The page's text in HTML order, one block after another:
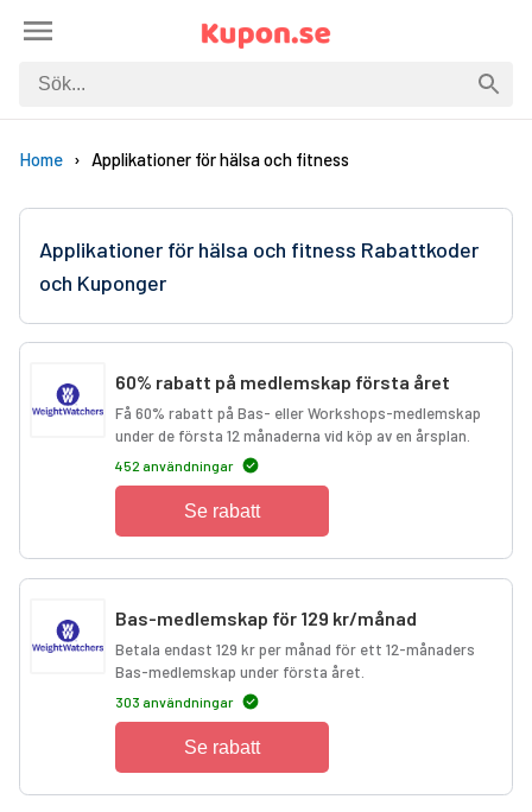
Home Applikationer för hälsa och fitness
Applikationer för hälsa och fitness Rabattkoder
och Kuponger
60% rabatt på medlemskap första året
Få 60% rabatt på Bas- eller Workshops-medlemskap
under de första 12 månaderna vid köp av en årsplan.
452 användningar
Se rabatt
Bas-medlemskap för 129 kr/månad
Betala endast 129 kr per månad för ett 12-månaders
Bas-medlemskap under första året.
303 användningar
Se rabatt